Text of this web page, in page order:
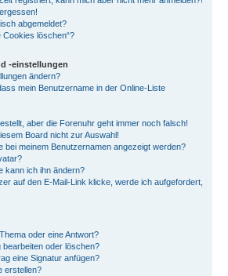
abgemeldet?
Cookies löschen“?
-einstellungen
ändern?
mein Benutzername in der Online-Liste
aber die Forenuhr geht immer noch falsch!
Board nicht zur Auswahl!
bei meinem Benutzernamen angezeigt werden?
kann ich ihn ändern?
auf den E-Mail-Link klicke, werde ich aufgefordert,
oder eine Antwort?
bearbeiten oder löschen?
eine Signatur anfügen?
erstellen?